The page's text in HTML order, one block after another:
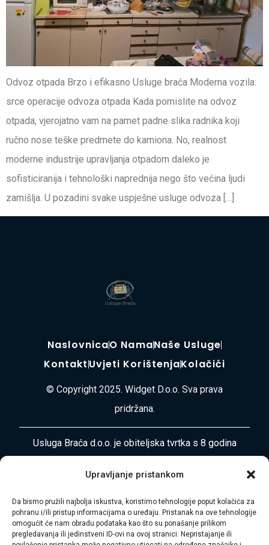
Upravljanje pristankom
Da bismo pružili najbolja iskustva, koristimo tehnologije poput kolačića za
pohranu i/ili pristup informacijama o uređaju. Pristanak na ove tehnologije
omogućit će nam obradu podataka kao što su ponašanje prilikom
pregledavanja ili jedinstveni ID-ovi na ovoj stranici. Nepristajanje ili
Odvoz otpada Brzo i efikasno Usluge braća Moderna vozila:
srce operacije odvoza otpada Kada pomislite na odvoz
otpada, vjerojatno vam na pamet padne slika radnika koji
ručno nose teške predmete do kamiona. No, realnost
moderne industrije upravljanja otpadom daleko je
sofisticiranija i tehnološki naprednija nego što većina ljudi
zamišlja. U pozadini svake uspješne usluge odvoza […]
NaslovnicaO NamaNaše Usluge
KontaktUvjeti KorištenjaKolačići
© Copyright 2025. Widget D.o.o. Sva prava
pridržana.
Usluga Braća d.o.o. je obiteljska tvrtka s 8 godina
otpada, čišćenja i uređenja okoliša diljem
Primorsko-goranske županije i Istre. Naša misija je
vaša bezbrižnost i zadovoljstvo.